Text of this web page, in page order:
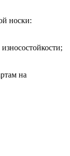
носки:
на